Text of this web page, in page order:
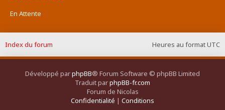
En Attente
Heures au formatUTC
Index du forum
Développé parphpBB® Forum Software © phpBB Limited
Traduit parphpBB-fr.com
Forum de Nicolas
Confidentialité | Conditions